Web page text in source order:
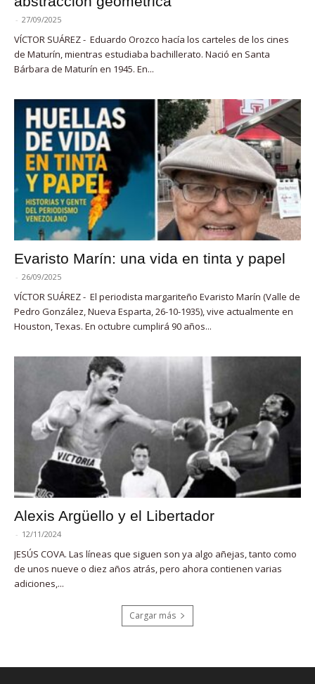
- 27/09/2025
VÍCTOR SUÁREZ - Eduardo Orozco hacía los carteles de los cines
de Maturín, mientras estudiaba bachillerato. Nació en Santa
Bárbara de Maturín en 1945. En...
Evaristo Marín: una vida en tinta y papel
- 26/09/2025
VÍCTOR SUÁREZ - El periodista margariteño Evaristo Marín (Valle de
Pedro González, Nueva Esparta, 26-10-1935), vive actualmente en
Houston, Texas. En octubre cumplirá 90 años...
Alexis Argüello y el Libertador
- 12/11/2024
JESÚS COVA. Las líneas que siguen son ya algo añejas, tanto como
de unos nueve o diez años atrás, pero ahora contienen varias
adiciones,...
Cargar más